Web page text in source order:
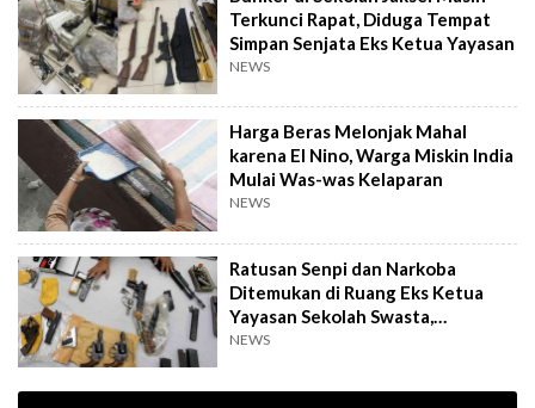
Terkunci Rapat, Diduga Tempat
Simpan Senjata Eks Ketua Yayasan
NEWS
Harga Beras Melonjak Mahal
karena El Nino, Warga Miskin India
Mulai Was-was Kelaparan
NEWS
Ratusan Senpi dan Narkoba
Ditemukan di Ruang Eks Ketua
Yayasan Sekolah Swasta,
Pengelola Buka Suara
NEWS